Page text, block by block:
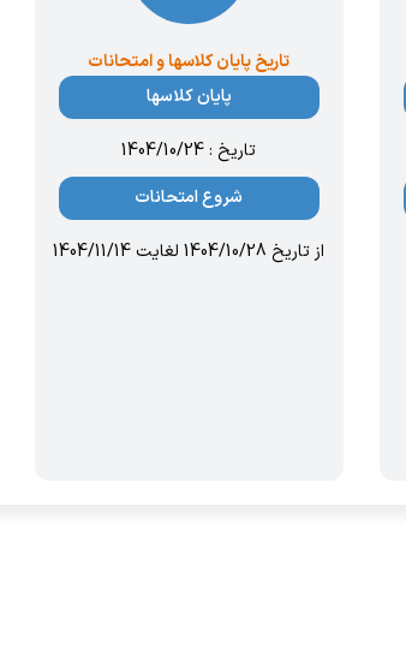
تاریخ پایان کلاسها و امتحانات
پایان کلاسها
تاریخ : 1404/10/24
شروع امتحانات
از تاریخ 1404/10/28 لغایت 1404/11/14